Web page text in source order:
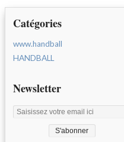
Catégories
www.handball
HANDBALL
Newsletter